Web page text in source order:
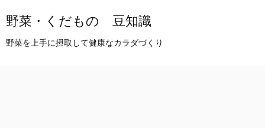
野菜・くだもの 豆知識
野菜を上手に摂取して健康なカラダづくり